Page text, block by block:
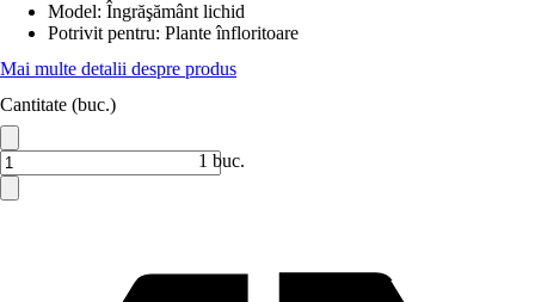
Model: Îngrăşământ lichid
Potrivit pentru: Plante înfloritoare
Mai multe detalii despre produs
Cantitate (buc.)
1 buc.